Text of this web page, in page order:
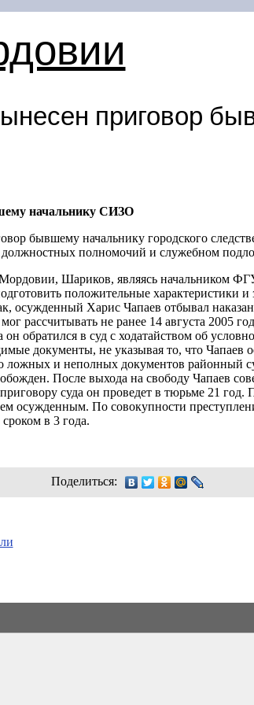
приговор
начальнику СИЗО
бывшему начальнику городского
полномочий и служебном
Мордовии, Шариков, являясь
положительные характеристики
осужденный Харис Чапаев отбывал
рассчитывать не ранее 14 августа 2005
он обратился в суд с ходатайством об
документы, не указывая то, что Чапаев
ложных и неполных документов районный
После выхода на свободу Чапаев
суда он проведет в тюрьме 21
осужденным. По совокупности
в 3 года.
Поделиться: